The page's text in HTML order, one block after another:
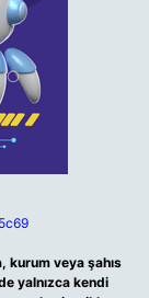
kurum veya şahıs
yalnızca kendi